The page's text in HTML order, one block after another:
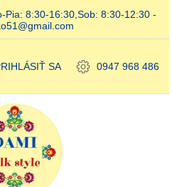
Pia: 8:30-16:30,Sob: 8:30-12:30 -
SA 0947 968 486